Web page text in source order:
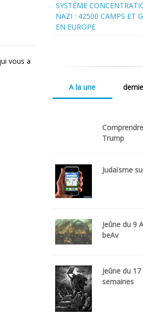
vous a
SYSTÈME
NAZI : 42500 CAMPS ET
EN EUROPE
A la une
Trump
Judaïsme
Jeûne du 9
beAv
Jeûne du
semaines